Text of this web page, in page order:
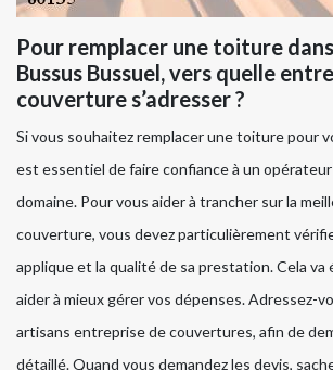
Pour remplacer une toiture
Bussus Bussuel, vers quelle
couverture s’adresser ?
Si vous souhaitez remplacer une toiture pour
est essentiel de faire confiance à un
domaine. Pour vous aider à trancher sur la
couverture, vous devez particulièrement
applique et la qualité de sa prestation. Cela va
aider à mieux gérer vos dépenses. Adressez-
artisans entreprise de couvertures, afin de
détaillé. Quand vous demandez les devis,